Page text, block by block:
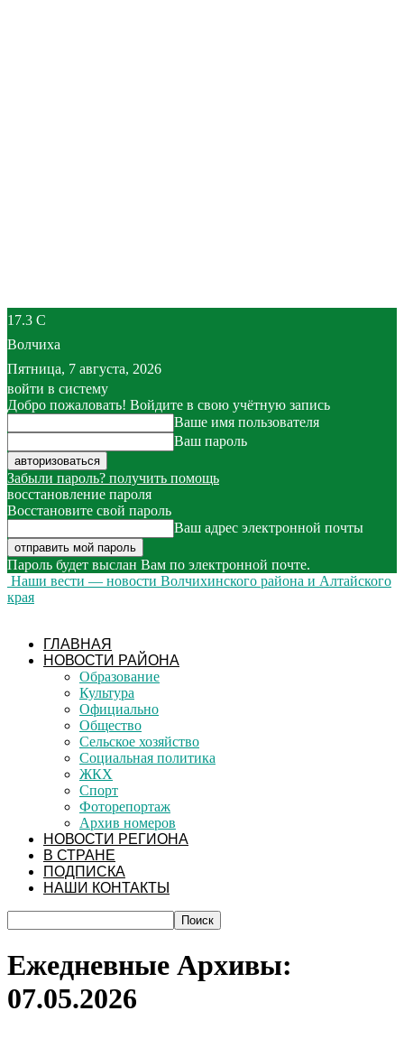
17.3 C
Волчиха
Пятница, 7 августа, 2026
войти в систему
Добро пожаловать! Войдите в свою учётную запись
Ваше имя пользователя
Ваш пароль
Забыли пароль? получить помощь
восстановление пароля
Восстановите свой пароль
Ваш адрес электронной почты
Пароль будет выслан Вам по электронной почте.
Наши вести — новости Волчихинского района и Алтайского
края
ГЛАВНАЯ
НОВОСТИ РАЙОНА
Образование
Культура
Официально
Общество
Сельское хозяйство
Социальная политика
ЖКХ
Спорт
Фоторепортаж
Архив номеров
НОВОСТИ РЕГИОНА
В СТРАНЕ
ПОДПИСКА
НАШИ КОНТАКТЫ
Ежедневные Архивы:
07.05.2026